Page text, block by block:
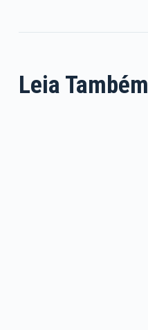
Leia Também